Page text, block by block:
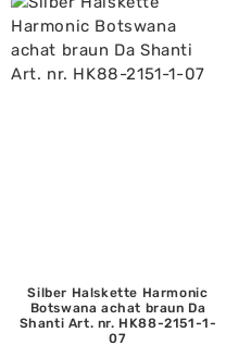
Silber Halskette Harmonic
Botswana achat braun Da
Shanti Art. nr. HK88-2151-1-
07